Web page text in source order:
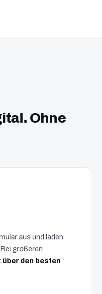
Ohne
aus und laden
größeren
über den besten